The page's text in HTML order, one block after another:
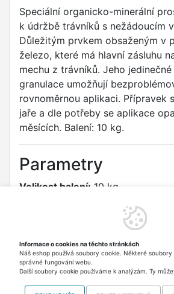
Speciální organicko-minerální
k údržbě trávníků s nežádoucím
Důležitým prvkem obsaženým v
železo, které má hlavní zásluhu
mechu z trávníků. Jeho
granulace umožňují
rovnoměrnou aplikaci. Přípravek
jaře a dle potřeby se aplikace
měsících. Balení: 10 kg.
Parametry
Velikost balení: 10 kg
Výrobce/dovozce podle nařízení
Budínek 86, 263 01 Dobříš, CZ
Email: office@nohelgarden.cz Telefon:
URL: https://nohelgarden.cz/kontakty
Informace o cookies na těchto stránkách
Náš eshop používá soubory cookie. Některé
správné fungování webu.
Další soubory cookie používáme k analýzám. Ty